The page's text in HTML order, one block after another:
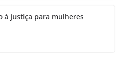
à Justiça para mulheres